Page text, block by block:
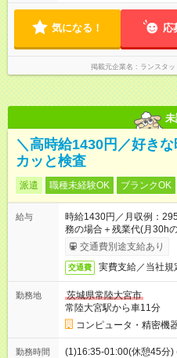
気になる！ 応
掲載元企業名 ランスタ
＼高時給1430円／好き
カッと検査
派遣 職種未経験OK ブランクOK
給与
時給1430円／月収例：
務の場合＋残業代(月30h
交通費別途支給あり
交通費 実費支給／当社規
勤務地
茨城県常陸大宮市
常陸大宮駅から車11分
コンピュータ・精密機
勤務時間
(1)16:35-01:00(休憩45分